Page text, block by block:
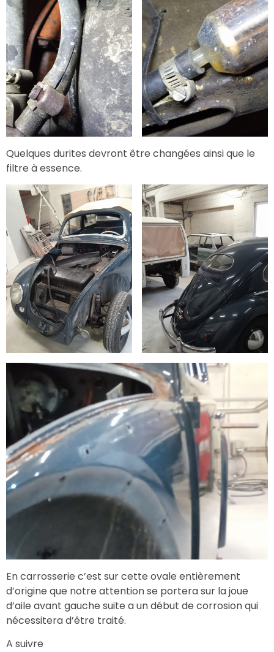
Quelques durites devront être changées ainsi que le
filtre à essence.
En carrosserie c’est sur cette ovale entièrement
d’origine que notre attention se portera sur la joue
d’aile avant gauche suite a un début de corrosion qui
nécessitera d’être traité.
A suivre